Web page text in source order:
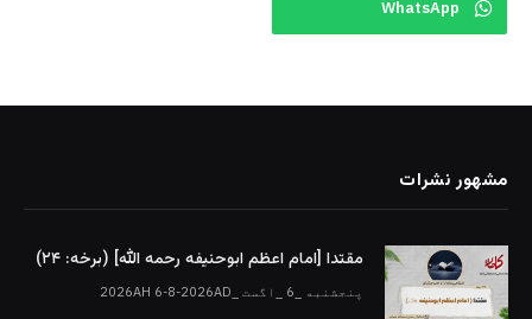
WhatsApp
مشهور نشرات
مقتدا [امام اعظم ابوحنیفه رحمه الله‎] (برخه: ۲۴)
پنجشنبه _6 _اگست _2026AH 6-8-2026AD